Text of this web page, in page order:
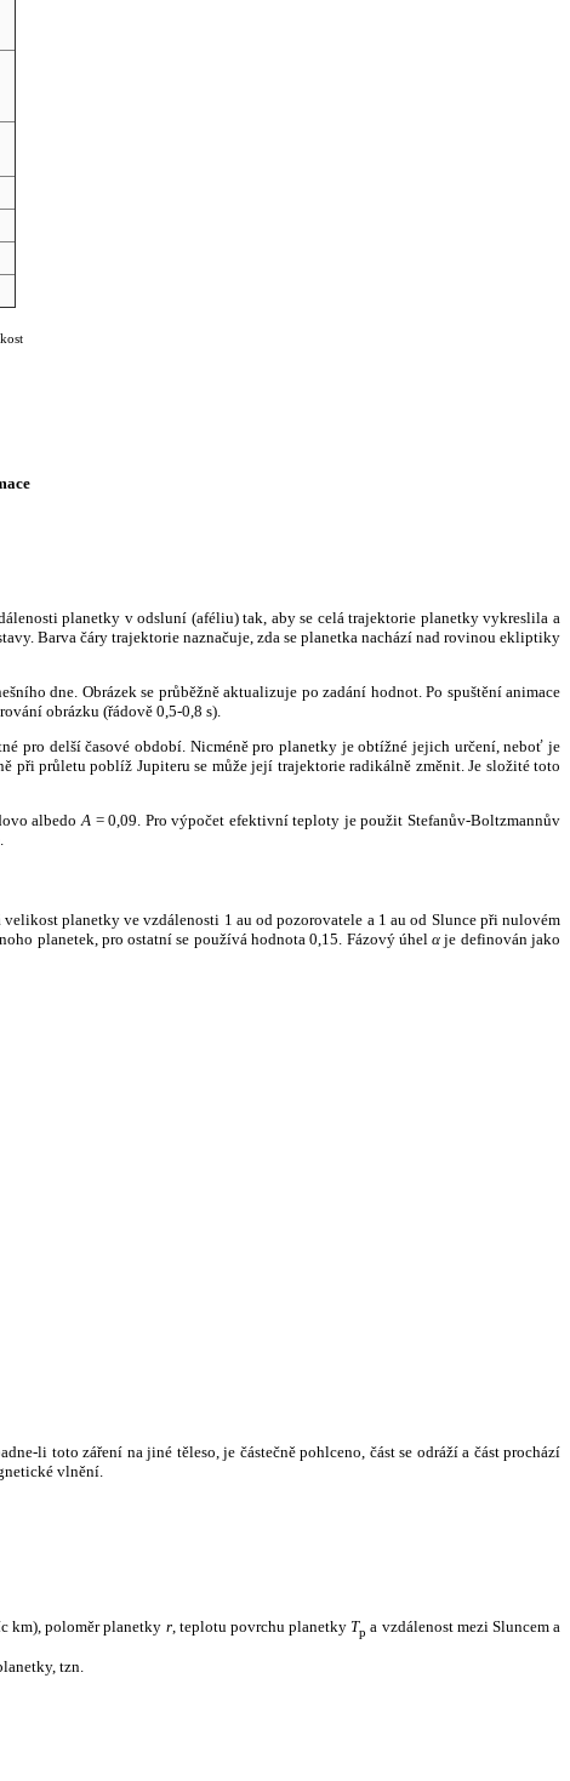
planetky v odsluní (aféliu) tak, aby se celá trajektorie planetky vykreslila a
Barva čáry trajektorie naznačuje, zda se planetka nachází nad rovinou ekliptiky
dne. Obrázek se průběžně aktualizuje po zadání hodnot. Po spuštění animace
obrázku (řádově 0,5-0,8 s).
pro delší časové období. Nicméně pro planetky je obtížné jejich určení, neboť je
při průletu poblíž Jupiteru se může její trajektorie radikálně změnit. Je složité toto
albedo A = 0,09. Pro výpočet efektivní teploty je použit Stefanův-Boltzmannův
planetky ve vzdálenosti 1 au od pozorovatele a 1 au od Slunce při nulovém
planetek, pro ostatní se používá hodnota 0,15. Fázový úhelα je definován jako
li toto záření na jiné těleso, je částečně pohlceno, část se odráží a část prochází
vlnění.
km), poloměr planetky r, teplotu povrchu planetky Tp a vzdálenost mezi Sluncem a
tzn.